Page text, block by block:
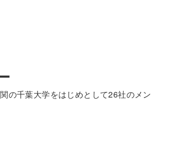
の千葉大学をはじめとして26社のメン